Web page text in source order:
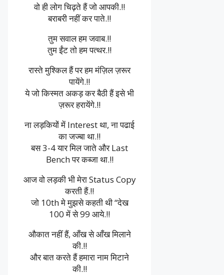
वो ही लोग चिढ़ते हैं जो आपकी.!!
बराबरी नहीं कर पाते.!!
तुम सवाल हम जवाब.!!
तुम ईंट तो हम पत्थर.!!
रास्ते मुश्किल हैं पर हम मंज़िल ज़रूर
पायेंगे.!!
ये जो किस्मत अकड़ कर बैठी हैं इसे भी
ज़रूर हरायेंगे.!!
ना लड़कियों में Interest था, ना पढाई
का जज्बा था.!!
बस 3-4 यार मिल जाते और Last
Bench पर कब्जा था.!!
आज वो लड़की भी मेरा Status Copy
करती हैं.!!
जो 10th मे मुझसे कहती थी “देख
100 में से 99 आये.!!
औकात नहीं हैं, आँख से आँख मिलाने
की.!!
और बात करते हैं हमारा नाम मिटाने
की.!!